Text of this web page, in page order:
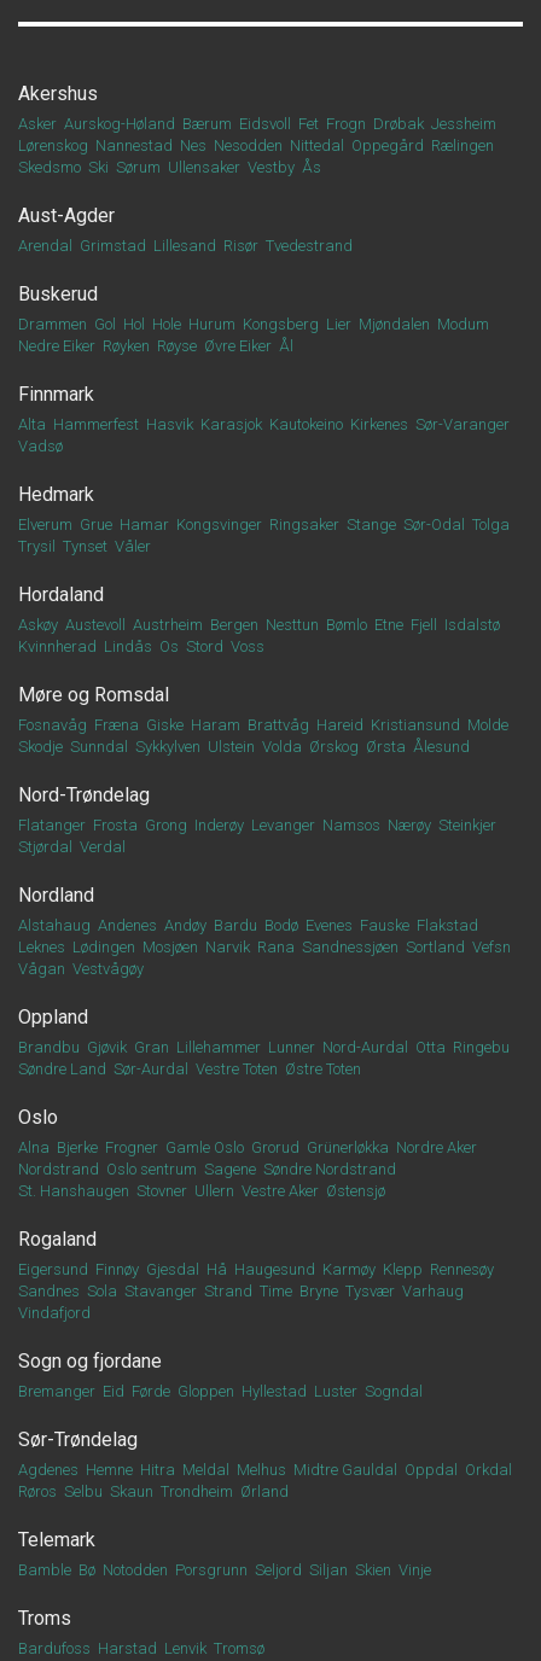
Akershus
Asker Aurskog-Høland Bærum Eidsvoll Fet Frogn Drøbak Jessheim
Lørenskog Nannestad Nes Nesodden Nittedal Oppegård Rælingen
Skedsmo Ski Sørum Ullensaker Vestby Ås
Aust-Agder
Arendal Grimstad Lillesand Risør Tvedestrand
Buskerud
Drammen Gol Hol Hole Hurum Kongsberg Lier Mjøndalen Modum
Nedre Eiker Røyken Røyse Øvre Eiker Ål
Finnmark
Alta Hammerfest Hasvik Karasjok Kautokeino Kirkenes Sør-Varanger
Vadsø
Hedmark
Elverum Grue Hamar Kongsvinger Ringsaker Stange Sør-Odal
Tolga
Trysil
Tynset Våler
Hordaland
Askøy Austevoll Austrheim Bergen Nesttun Bømlo Etne Fjell
Isdalstø
Kvinnherad Lindås Os Stord Voss
Møre og Romsdal
Fosnavåg Fræna Giske Haram Brattvåg Hareid Kristiansund Molde
Skodje Sunndal Sykkylven Ulstein Volda Ørskog Ørsta Ålesund
Nord-Trøndelag
Flatanger Frosta Grong Inderøy Levanger Namsos Nærøy Steinkjer
Stjørdal
Verdal
Nordland
Alstahaug Andenes Andøy Bardu Bodø Evenes Fauske Flakstad
Leknes Lødingen Mosjøen Narvik Rana Sandnessjøen Sortland Vefsn
Vågan Vestvågøy
Oppland
Brandbu Gjøvik Gran Lillehammer Lunner Nord-Aurdal Otta Ringebu
Søndre Land Sør-Aurdal Vestre Toten Østre Toten
Oslo
Alna Bjerke Frogner Gamle Oslo Grorud Grünerløkka Nordre Aker
Nordstrand Oslo sentrum Sagene Søndre Nordstrand
St. Hanshaugen Stovner Ullern Vestre Aker Østensjø
Rogaland
Eigersund Finnøy Gjesdal Hå Haugesund Karmøy Klepp Rennesøy
Sandnes Sola Stavanger Strand Time Bryne Tysvær Varhaug
Vindafjord
Sogn og fjordane
Bremanger Eid Førde Gloppen Hyllestad Luster Sogndal
Sør-Trøndelag
Agdenes Hemne Hitra Meldal Melhus Midtre Gauldal Oppdal
Orkdal
Røros Selbu Skaun Trondheim Ørland
Telemark
Bamble Bø Notodden Porsgrunn Seljord Siljan Skien Vinje
Troms
Bardufoss Harstad Lenvik Tromsø